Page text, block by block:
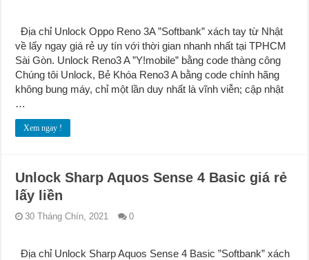
Unlock Samsung Galaxy Z Fold 7 giá rẻ
Địa chỉ Unlock Oppo Reno 3A ”Softbank” xách tay từ Nhật
về lấy ngay giá rẻ uy tín với thời gian nhanh nhất tại TPHCM
Sài Gòn. Unlock Reno3 A ”Y!mobile” bằng code thàng công
Chúng tôi Unlock, Bẻ Khóa Reno3 A bằng code chính hãng
không bung máy, chỉ một lần duy nhất là vĩnh viễn; cập nhật
…
Xem ngay !
Unlock Sharp Aquos Sense 4 Basic giá rẻ
lấy liền
30 Tháng Chín, 2021 0
Địa chỉ Unlock Sharp Aquos Sense 4 Basic ”Softbank” xách